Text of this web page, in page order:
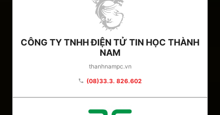
CÔNG TY TNHH ĐIỆN TỬ TIN HỌC THÀNH
NAM
thanhnampc.vn
phone (08)33.3. 826.602